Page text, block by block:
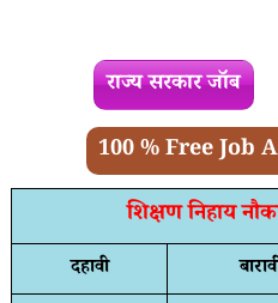
राज्य सरकार जॉब
100 % Free
शिक्षण निहाय
दहावी